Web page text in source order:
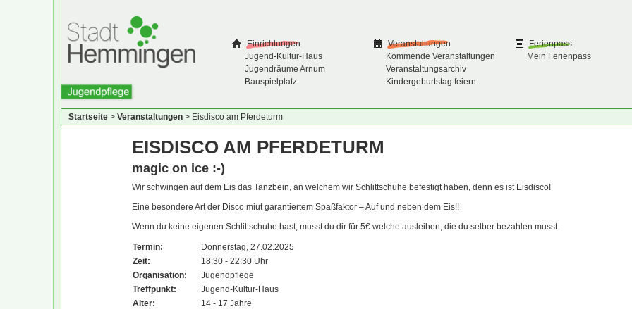
Einrichtungen
Jugend-Kultur-Haus
Jugendräume Arnum
Bauspielplatz
Veranstaltungen
Kommende Veranstaltungen
Veranstaltungsarchiv
Kindergeburtstag feiern
Ferienpass
Mein Ferienpass
Startseite > Veranstaltungen > Eisdisco am Pferdeturm
EISDISCO AM PFERDETURM
magic on ice :-)
Wir schwingen auf dem Eis das Tanzbein, an welchem wir Schlittschuhe befestigt haben, denn es ist Eisdisco!
Eine besondere Art der Disco miut garantiertem Spaßfaktor – Auf und neben dem Eis!!
Wenn du keine eigenen Schlittschuhe hast, musst du dir für 5€ welche ausleihen, die du selber bezahlen musst.
Termin:
Donnerstag, 27.02.2025
Zeit:
18:30 - 22:30 Uhr
Organisation:
Jugendpflege
Treffpunkt:
Jugend-Kultur-Haus
Alter:
14 - 17 Jahre